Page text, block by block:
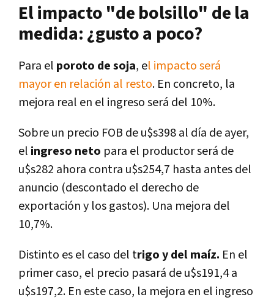
El impacto "de bolsillo" de la
medida: ¿gusto a poco?
Para el poroto de soja, el impacto será
mayor en relación al resto. En concreto, la
mejora real en el ingreso será del 10%.
Sobre un precio FOB de u$s398 al día de ayer,
el ingreso neto para el productor será de
u$s282 ahora contra u$s254,7 hasta antes del
anuncio (descontado el derecho de
exportación y los gastos). Una mejora del
10,7%.
Distinto es el caso del trigo y del maíz. En el
primer caso, el precio pasará de u$s191,4 a
u$s197,2. En este caso, la mejora en el ingreso